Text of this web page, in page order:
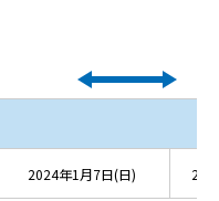
2024年1月7日(日)